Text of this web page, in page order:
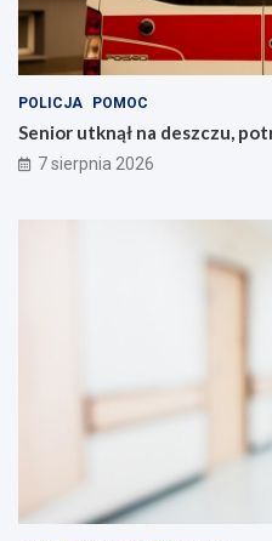
POLICJA POMOC
Senior utknął na deszczu,
7 sierpnia 2026